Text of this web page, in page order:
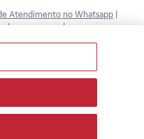
Atendimento no Whatsapp
devem ser usadas para
adequado. Ao
A Raia Drogasil
SA. Todos os pedidos